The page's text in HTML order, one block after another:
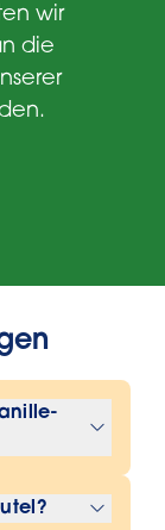
wir
die
Duft von